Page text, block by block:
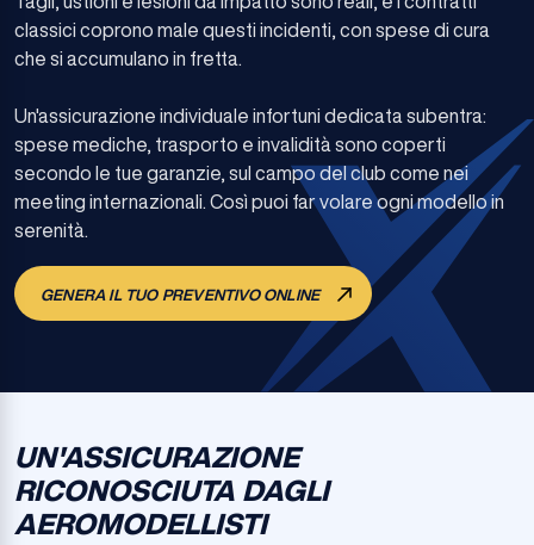
classici coprono male questi incidenti, con spese di cura
che si accumulano in fretta.
Un'assicurazione individuale infortuni dedicata subentra:
spese mediche, trasporto e invalidità sono coperti
secondo le tue garanzie, sul campo del club come nei
meeting internazionali. Così puoi far volare ogni modello in
serenità.
GENERA IL TUO PREVENTIVO ONLINE
UN'ASSICURAZIONE
RICONOSCIUTA DAGLI
AEROMODELLISTI